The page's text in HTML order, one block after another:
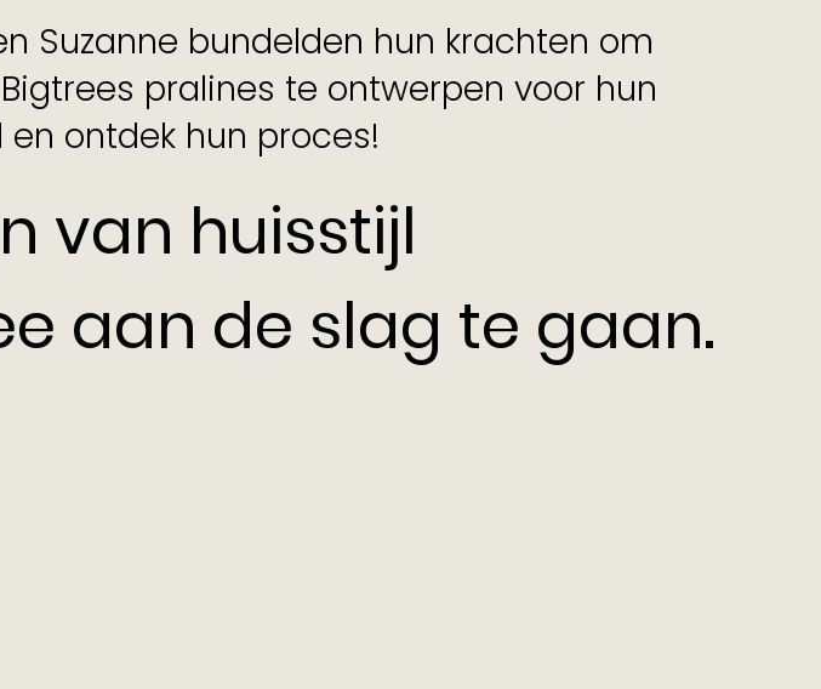
Suzanne bundelden hun krachten om
pralines te ontwerpen voor hun
en ontdek hun proces!
van huisstijl
aan de slag te gaan.